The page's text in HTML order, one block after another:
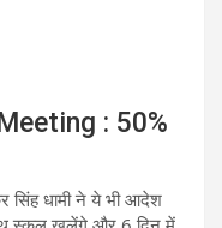
: 50%
सिंह धामी ने ये भी आदेश